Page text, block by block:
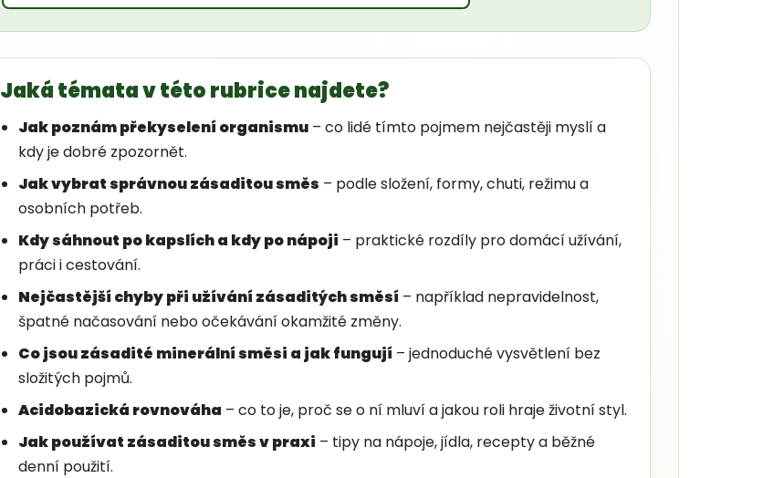
Jaká témata v této rubrice najdete?
Jak poznám překyselení organismu – co lidé tímto pojmem nejčastěji myslí a
kdy je dobré zpozornět.
Jak vybrat správnou zásaditou směs – podle složení, formy, chuti, režimu a
osobních potřeb.
Kdy sáhnout po kapslích a kdy po nápoji – praktické rozdíly pro domácí užívání,
práci i cestování.
Nejčastější chyby při užívání zásaditých směsí – například nepravidelnost,
špatné načasování nebo očekávání okamžité změny.
Co jsou zásadité minerální směsi a jak fungují – jednoduché vysvětlení bez
složitých pojmů.
Acidobazická rovnováha – co to je, proč se o ní mluví a jakou roli hraje životní styl.
Jak používat zásaditou směs v praxi – tipy na nápoje, jídla, recepty a běžné
denní použití.